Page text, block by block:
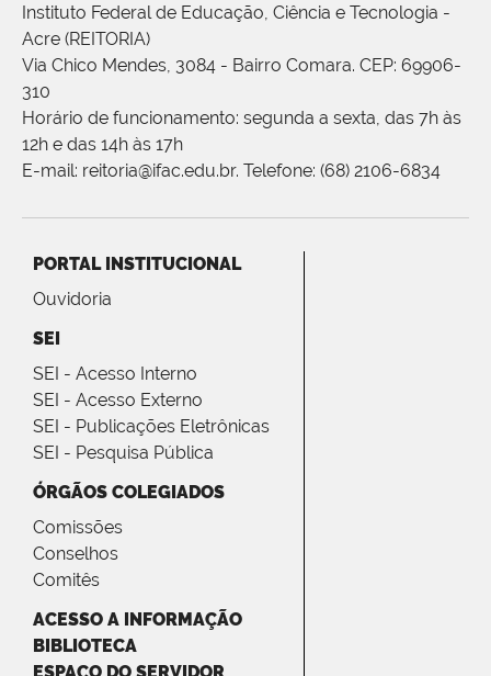
Instituto Federal de Educação, Ciência e Tecnologia -
Acre (REITORIA)
Via Chico Mendes, 3084 - Bairro Comara. CEP: 69906-
310
Horário de funcionamento: segunda a sexta, das 7h às
12h e das 14h às 17h
E-mail: reitoria@ifac.edu.br. Telefone: (68) 2106-6834
PORTAL INSTITUCIONAL
Ouvidoria
SEI
SEI - Acesso Interno
SEI - Acesso Externo
SEI - Publicações Eletrônicas
SEI - Pesquisa Pública
ÓRGÃOS COLEGIADOS
Comissões
Conselhos
Comitês
ACESSO A INFORMAÇÃO
BIBLIOTECA